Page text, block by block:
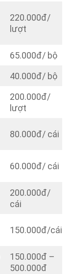
220.000đ/
lượt
65.000đ/ bộ
40.000đ/ bộ
200.000đ/
lượt
80.000đ/ cái
60.000đ/ cái
200.000đ/
cái
150.000đ/cái
150.000đ –
500.000đ